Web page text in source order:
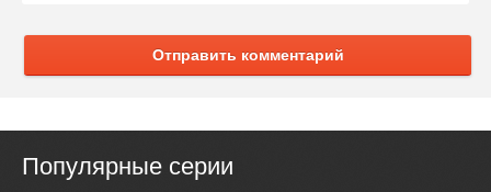
Отправить комментарий
Популярные серии